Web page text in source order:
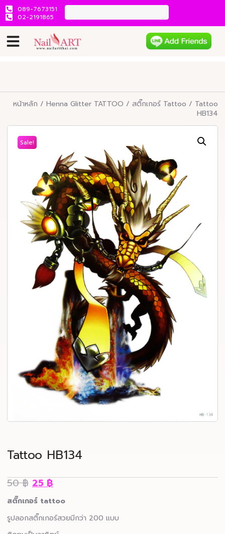
089-7673151
02-2191865
หน้าหลัก / Henna Glitter TATTOO / สติ๊กเกอร์ Tattoo / Tattoo
HB134
Sale!
Tattoo HB134
50฿ 25฿
สติ๊กเกอร์ tattoo
รูปลอกสติ๊กเกอร์สวยมีกว่า 200 แบบ